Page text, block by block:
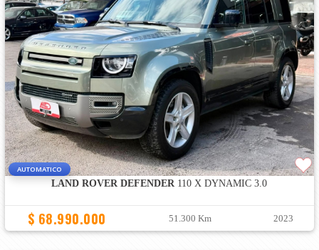
AUTOMATICO
LAND ROVER DEFENDER110 X DYNAMIC 3.0
$ 68.990.000 51.300 Km 2023